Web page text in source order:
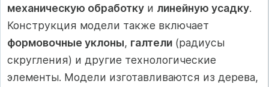
механическую обработку и линейную усадку.
Конструкция модели также включает
формовочные уклоны, галтели (радиусы
скругления) и другие технологические
элементы. Модели изготавливаются из дерева,